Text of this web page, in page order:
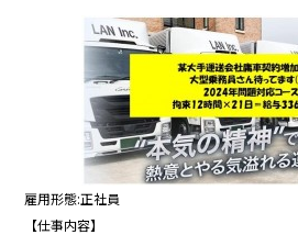
b
o
o
k
itt
er
e
雇用形態:正社員
【仕事内容】